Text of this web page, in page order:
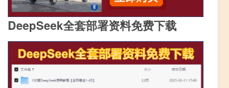
DeepSeek全套部署资料免费下载